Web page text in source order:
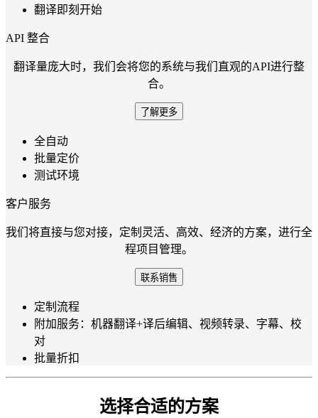
翻译即刻开始
API 整合
翻译量庞大时，我们会将您的系统与我们直观的API进行整
合。
了解更多
全自动
批量定价
测试环境
客户服务
我们将直接与您对接，定制灵活、高效、经济的方案，进行全
程项目管理。
联系销售
定制流程
附加服务：机器翻译+译后编辑、视频转录、字幕、校
对
批量折扣
选择合适的方案